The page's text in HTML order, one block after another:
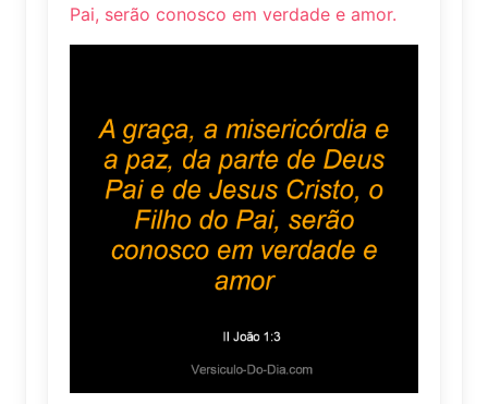
Pai, serão conosco em verdade e amor.